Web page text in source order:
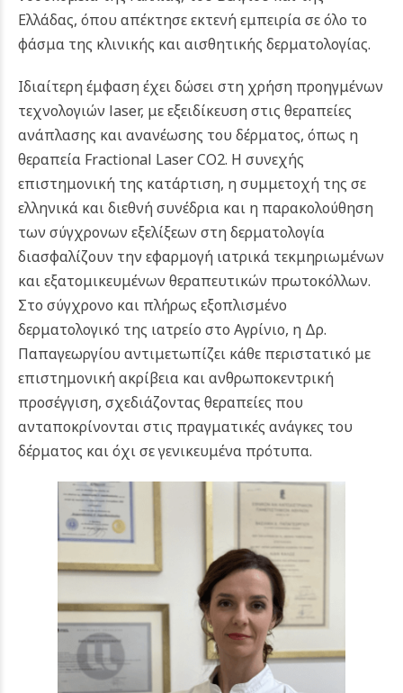
Ελλάδας, όπου απέκτησε εκτενή εμπειρία σε όλο το
φάσμα της κλινικής και αισθητικής δερματολογίας.
Ιδιαίτερη έμφαση έχει δώσει στη χρήση προηγμένων
τεχνολογιών laser, με εξειδίκευση στις θεραπείες
ανάπλασης και ανανέωσης του δέρματος, όπως η
θεραπεία Fractional Laser CO2. Η συνεχής
επιστημονική της κατάρτιση, η συμμετοχή της σε
ελληνικά και διεθνή συνέδρια και η παρακολούθηση
των σύγχρονων εξελίξεων στη δερματολογία
διασφαλίζουν την εφαρμογή ιατρικά τεκμηριωμένων
και εξατομικευμένων θεραπευτικών πρωτοκόλλων.
Στο σύγχρονο και πλήρως εξοπλισμένο
δερματολογικό της ιατρείο στο Αγρίνιο, η Δρ.
Παπαγεωργίου αντιμετωπίζει κάθε περιστατικό με
επιστημονική ακρίβεια και ανθρωποκεντρική
προσέγγιση, σχεδιάζοντας θεραπείες που
ανταποκρίνονται στις πραγματικές ανάγκες του
δέρματος και όχι σε γενικευμένα πρότυπα.